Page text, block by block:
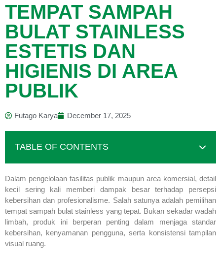
TEMPAT SAMPAH
BULAT STAINLESS
ESTETIS DAN
HIGIENIS DI AREA
PUBLIK
Futago Karya December 17, 2025
TABLE OF CONTENTS
Dalam pengelolaan fasilitas publik maupun area komersial, detail
kecil sering kali memberi dampak besar terhadap persepsi
kebersihan dan profesionalisme. Salah satunya adalah pemilihan
tempat sampah bulat stainless yang tepat. Bukan sekadar wadah
limbah, produk ini berperan penting dalam menjaga standar
kebersihan, kenyamanan pengguna, serta konsistensi tampilan
visual ruang.